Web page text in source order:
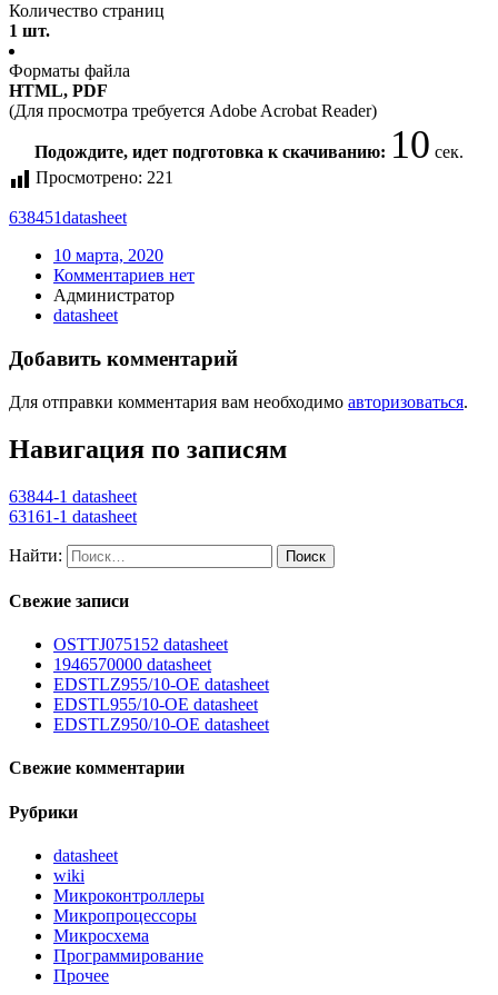
Количество страниц
1 шт.
Форматы файла
HTML, PDF
(Для просмотра требуется Adobe Acrobat Reader)
Подождите, идет подготовка к скачиванию: 10 сек.
Просмотрено: 221
638451datasheet
10 марта, 2020
Комментариев нет
Администратор
datasheet
Добавить комментарий
Для отправки комментария вам необходимо авторизоваться.
Навигация по записям
63844-1 datasheet
63161-1 datasheet
Найти:
Свежие записи
OSTTJ075152 datasheet
1946570000 datasheet
EDSTLZ955/10-OE datasheet
EDSTL955/10-OE datasheet
EDSTLZ950/10-OE datasheet
Свежие комментарии
Рубрики
datasheet
wiki
Микроконтроллеры
Микропроцессоры
Микросхема
Программирование
Прочее